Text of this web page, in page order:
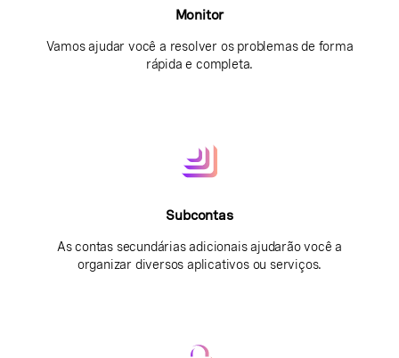
Monitor
Vamos ajudar você a resolver os problemas de forma
rápida e completa.
Subcontas
As contas secundárias adicionais ajudarão você a
organizar diversos aplicativos ou serviços.